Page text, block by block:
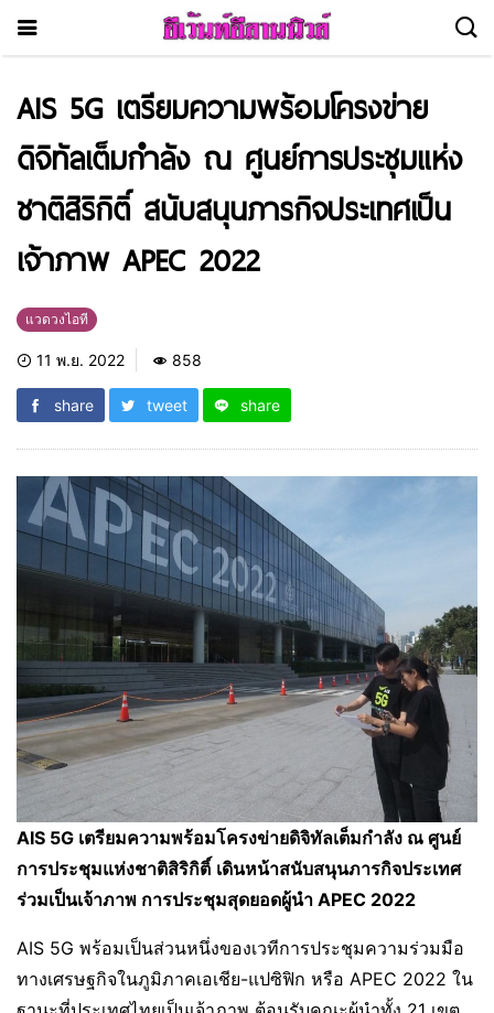
AIS 5G เตรียมความพร้อมโครงข่าย
ดิจิทัลเต็มกำลัง ณ ศูนย์การประชุมแห่ง
ชาติสิริกิติ์ สนับสนุนภารกิจประเทศเป็น
เจ้าภาพ APEC 2022
แวดวงไอที
11 พ.ย. 2022 858
share tweet share
AIS 5G เตรียมความพร้อมโครงข่ายดิจิทัลเต็มกำลัง ณ ศูนย์
การประชุมแห่งชาติสิริกิติ์ เดินหน้าสนับสนุนภารกิจประเทศ
ร่วมเป็นเจ้าภาพ การประชุมสุดยอดผู้นำ APEC 2022
AIS 5G พร้อมเป็นส่วนหนึ่งของเวทีการประชุมความร่วมมือ
ทางเศรษฐกิจในภูมิภาคเอเชีย-แปซิฟิก หรือ APEC 2022 ใน